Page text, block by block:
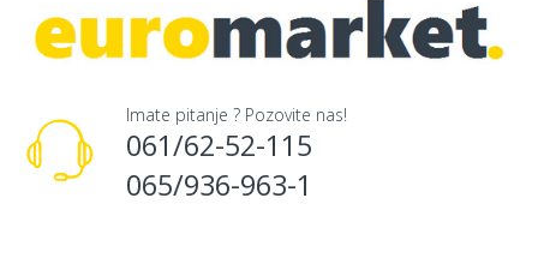
Imate pitanje ? Pozovite nas!
061/62-52-115
065/936-963-1